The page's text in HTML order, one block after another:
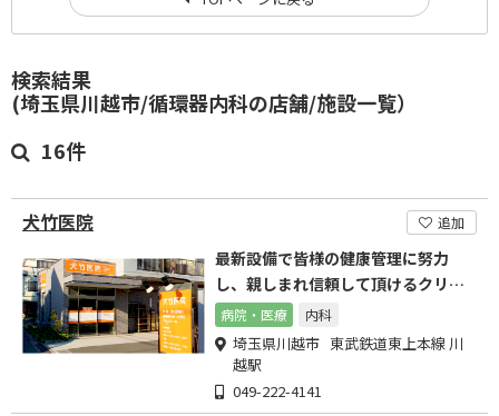
検索結果
(埼玉県川越市/循環器内科の店舗/施設一覧）
16件
犬竹医院 追加
最新設備で皆様の健康管理に努力
し、親しまれ信頼して頂けるクリニ
ックを目指してまいります。
病院・医療 内科
埼玉県川越市 東武鉄道東上本線 川
越駅
049-222-4141